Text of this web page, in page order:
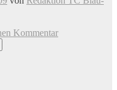
Kommentar